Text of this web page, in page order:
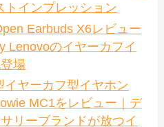
トインプレッション
Earbuds X6レビュー
Lenovoのイヤーカフイ
場
イヤーカフ型イヤホン
MC1をレビュー｜デ
リーブランドが放つイ